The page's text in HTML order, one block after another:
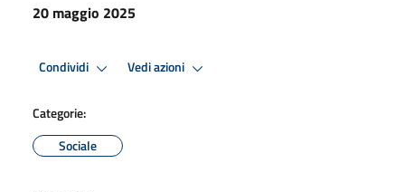
20 maggio 2025
Condividi Vedi azioni
Categorie:
Sociale